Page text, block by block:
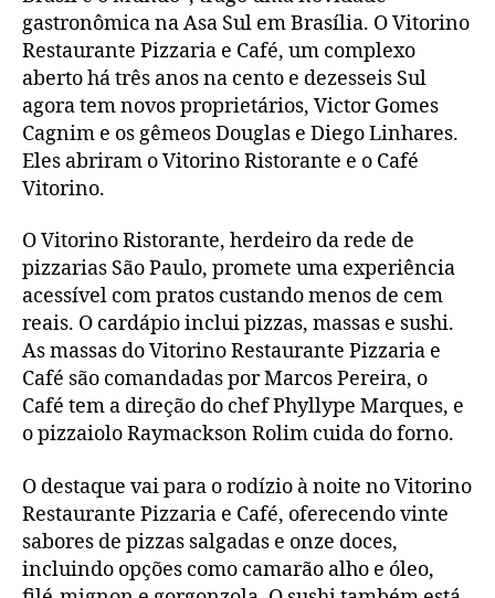
gastronômica na Asa Sul em Brasília. O Vitorino
Restaurante Pizzaria e Café, um complexo
aberto há três anos na cento e dezesseis Sul
agora tem novos proprietários, Victor Gomes
Cagnim e os gêmeos Douglas e Diego Linhares.
Eles abriram o Vitorino Ristorante e o Café
Vitorino.
O Vitorino Ristorante, herdeiro da rede de
pizzarias São Paulo, promete uma experiência
acessível com pratos custando menos de cem
reais. O cardápio inclui pizzas, massas e sushi.
As massas do Vitorino Restaurante Pizzaria e
Café são comandadas por Marcos Pereira, o
Café tem a direção do chef Phyllype Marques, e
o pizzaiolo Raymackson Rolim cuida do forno.
O destaque vai para o rodízio à noite no Vitorino
Restaurante Pizzaria e Café, oferecendo vinte
sabores de pizzas salgadas e onze doces,
incluindo opções como camarão alho e óleo,